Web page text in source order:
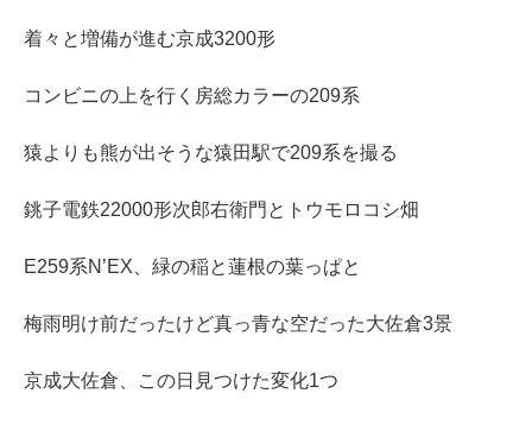
着々と増備が進む京成3200形
コンビニの上を行く房総カラーの209系
猿よりも熊が出そうな猿田駅で209系を撮る
銚子電鉄22000形次郎右衛門とトウモロコシ畑
E259系N’EX、緑の稲と蓮根の葉っぱと
梅雨明け前だったけど真っ青な空だった大佐倉3景
京成大佐倉、この日見つけた変化1つ